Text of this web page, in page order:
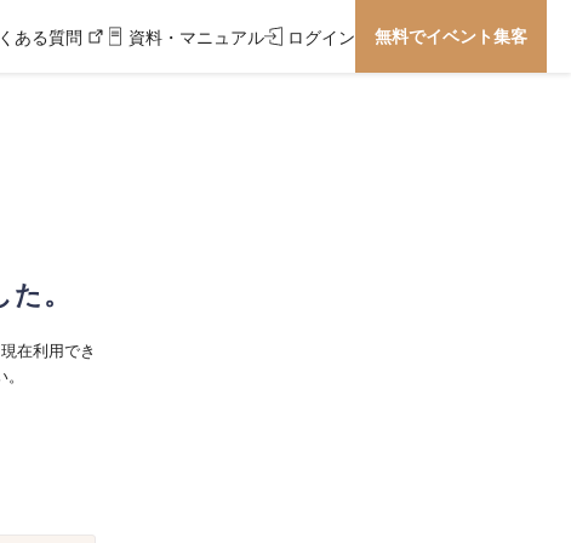
ある質問 資料・マニュアル ログイン 無料でイベント集客
。
在利用でき